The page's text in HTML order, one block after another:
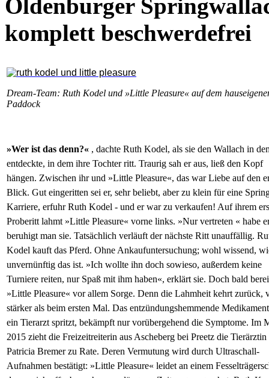
Oldenburger
komplett beschwerdefrei
Dream-Team: Ruth Kodel und »Little Pleasure« auf dem
Paddock
»Wer ist das denn?« , dachte Ruth Kodel, als sie den Wallach in
entdeckte, in dem ihre Tochter ritt. Traurig sah er aus, ließ den Kopf
hängen. Zwischen ihr und »Little Pleasure«, das war Liebe auf den
Blick. Gut eingeritten sei er, sehr beliebt, aber zu klein für eine
Karriere, erfuhr Ruth Kodel - und er war zu verkaufen! Auf ihrem
Proberitt lahmt »Little Pleasure« vorne links. »Nur vertreten « habe
beruhigt man sie. Tatsächlich verläuft der nächste Ritt unauffällig.
Kodel kauft das Pferd. Ohne Ankaufuntersuchung; wohl wissend,
unvernünftig das ist. »Ich wollte ihn doch sowieso, außerdem keine
Turniere reiten, nur Spaß mit ihm haben«, erklärt sie. Doch bald
»Little Pleasure« vor allem Sorge. Denn die Lahmheit kehrt zurück,
stärker als beim ersten Mal. Das entzündungshemmende
ein Tierarzt spritzt, bekämpft nur vorübergehend die Symptome. Im
2015 zieht die Freizeitreiterin aus Ascheberg bei Preetz die
Patricia Bremer zu Rate. Deren Vermutung wird durch Ultraschall-
Aufnahmen bestätigt: »Little Pleasure« leidet an einem